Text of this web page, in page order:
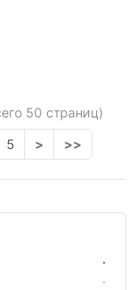
50 страниц)
5 > >>